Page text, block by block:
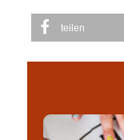
teilen